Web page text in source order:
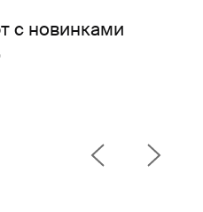
с новинками